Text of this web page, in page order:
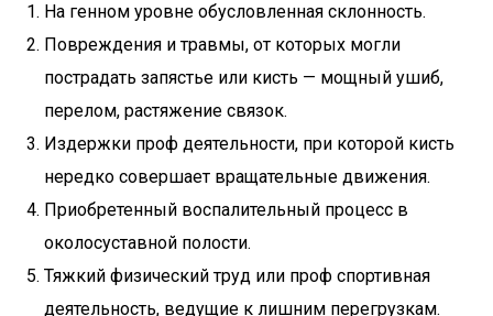
На генном уровне обусловленная склонность.
Повреждения и травмы, от которых могли
пострадать запястье или кисть — мощный ушиб,
перелом, растяжение связок.
Издержки проф деятельности, при которой кисть
нередко совершает вращательные движения.
Приобретенный воспалительный процесс в
околосуставной полости.
Тяжкий физический труд или проф спортивная
деятельность, ведущие к лишним перегрузкам.